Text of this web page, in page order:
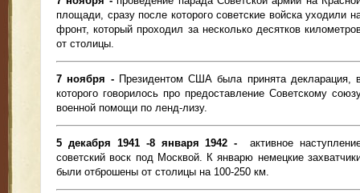
площади, сразу после которого советские войска уходили
фронт, который проходил за несколько десятков
от столицы.
7 ноября -Президентом США была принята декларация,
которого говорилось про предоставление Советскому
военной помощи по ленд-лизу.
5 декабря 1941 -8 января 1942 - активное
советский воск под Москвой. К январю немецкие
были отброшены от столицы на 100-250 км.